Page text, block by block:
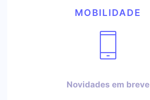
MOBILIDADE
Novidades em breve